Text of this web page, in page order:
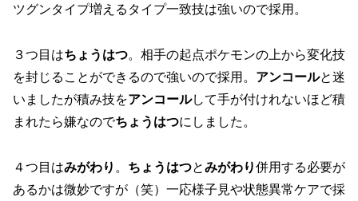
ツグンタイプ増えるタイプ一致技は強いので採用。
３つ目はちょうはつ。相手の起点ポケモンの上から変化技
を封じることができるので強いので採用。 アンコールと迷
いましたが積み技をアンコールして手が付けれないほど積
まれたら嫌なのでちょうはつにしました。
４つ目はみがわり 。 ちょうはつとみがわり併用する必要が
あるかは微妙ですが（笑）一応様子見や状態異常ケアで採